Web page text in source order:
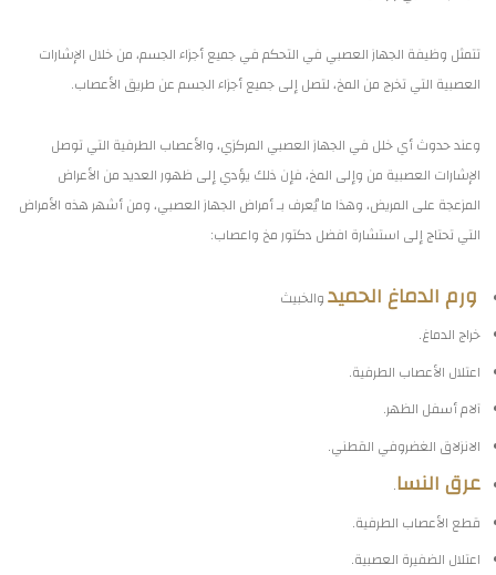
تتمثل وظيفة الجهاز العصبي في التحكم في جميع أجزاء الجسم، من خلال الإشارات
العصبية التي تخرج من المخ، لتصل إلى جميع أجزاء الجسم عن طريق الأعصاب.
وعند حدوث أي خلل في الجهاز العصبي المركزي، والأعصاب الطرفية التي توصل
الإشارات العصبية من وإلى المخ، فإن ذلك يؤدي إلى ظهور العديد من الأعراض
المزعجة على المريض، وهذا ما يُعرف بـ أمراض الجهاز العصبي، ومن أشهر هذه الأمراض
التي تحتاج إلى استشارة افضل دكتور مخ واعصاب:
ورم الدماغ الحميدوالخبيث
خراج الدماغ.
اعتلال الأعصاب الطرفية.
آلام أسفل الظهر.
الانزلاق الغضروفي القطني.
عرق النسا.
قطع الأعصاب الطرفية.
اعتلال الضفيرة العصبية.